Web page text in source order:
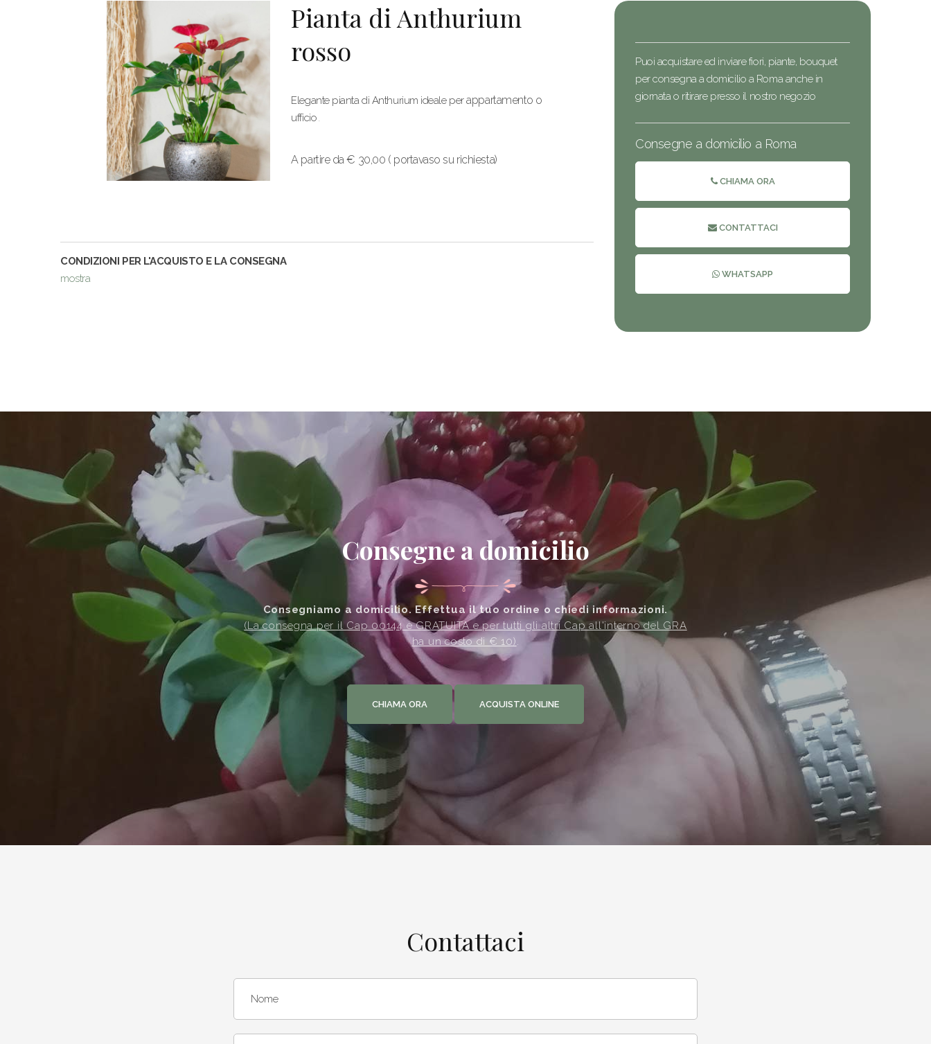
Pianta di Anthurium
rosso
Elegante pianta di Anthurium ideale perappartamento o
ufficio
A partire da € 30,00 ( portavaso su richiesta)
CONDIZIONI PER L'ACQUISTO E LA CONSEGNA
mostra
Puoi acquistare ed inviare fiori, piante, bouquet
per consegna a domicilio a Roma anche in
giornata o ritirare presso il nostro negozio
Consegne a domicilio a Roma
CHIAMA ORA
CONTATTACI
WHATSAPP
Consegne a domicilio
Consegniamo a domicilio. Effettua il tuo ordine o chiedi informazioni.
(La consegna per il Cap 00144 è GRATUITA e per tutti gli altri Cap all'interno del GRA
ha un costo di € 10).
CHIAMA ORA ACQUISTA ONLINE
Contattaci
Nome